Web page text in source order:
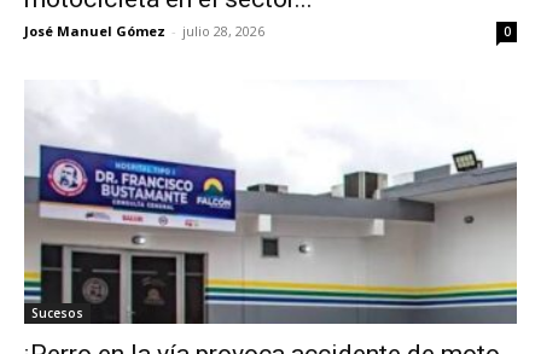
José Manuel Gómez - julio 28, 2026 0
Sucesos